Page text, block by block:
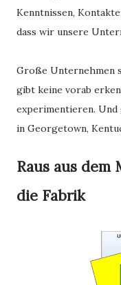
Kenntnissen,
dass wir unsere
Große Unternehmen
gibt keine vorab
experimentieren. Und
in Georgetown,
Raus aus dem
die Fabrik